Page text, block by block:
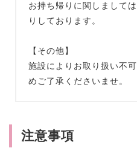
お持ち帰りに関しまして
りしております。
【その他】
施設によりお取り扱い不
めご了承くださいませ。
注意事項